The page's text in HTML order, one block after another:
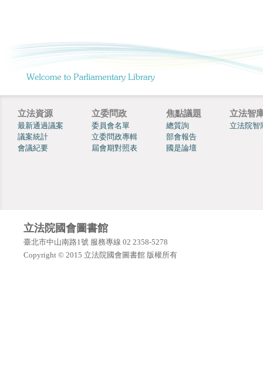
立法資源
最新通過議案
議案統計
會議紀要
立委問政
委員會名單
立委問政專輯
屆會期對照表
焦點議題
總質詢
部會報告
國是論壇
立法智
立法院智
立法院國會圖書館
臺北市中山南路1號 服務專線 02 2358-5278
Copyright © 2015 立法院國會圖書館 版權所有